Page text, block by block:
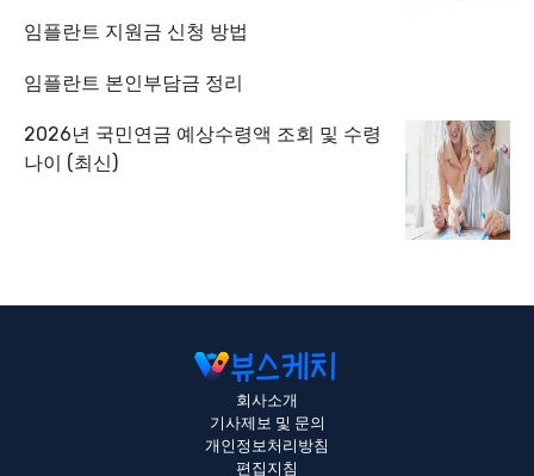
임플란트 지원금 신청 방법
임플란트 본인부담금 정리
2026년 국민연금 예상수령액 조회 및 수령
나이 (최신)
회사소개
기사제보 및 문의
개인정보처리방침
편집지침